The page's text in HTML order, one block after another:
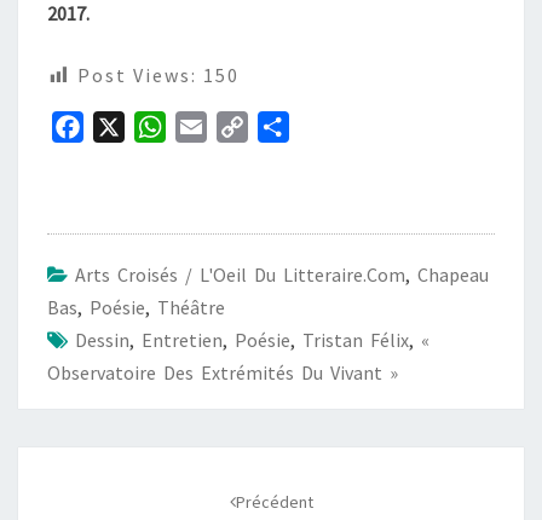
2017.
Post Views: 150
o
o
k
W
A
p
p
k
g
r
Arts Croisés / L'Oeil Du Litteraire.com, Chapeau
Bas, Poésie, Théâtre
Dessin, Entretien, Poésie, Tristan Félix, «
Observatoire Des Extrémités Du Vivant »
Précédent